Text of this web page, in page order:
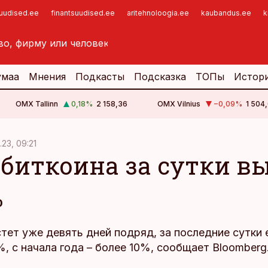
finantsuudised.ee aritehnoloogia.ee kaubandus.ee
Мнения Подкасты Подсказка ТОПы
OMX Tallinn 0,18% 2 158,36 OMX Vilnius −0,09% 1
09:21
за сутки
уже девять дней подряд, за последние сутки
с начала года – более 10%, сообщает